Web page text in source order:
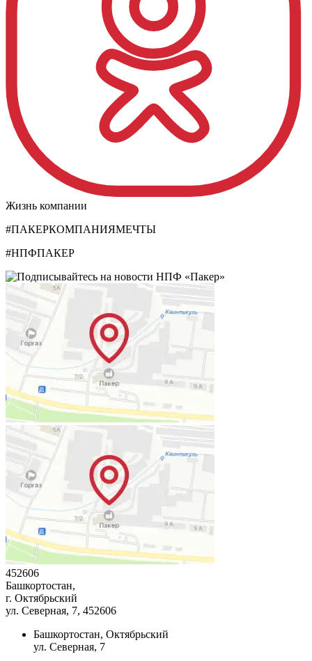
Жизнь компании
#ПАКЕРКОМПАНИЯМЕЧТЫ
#НПФПАКЕР
452606
Башкортостан,
г. Октябрьский
ул. Северная, 7, 452606
Башкортостан, Октябрьский
ул. Северная, 7